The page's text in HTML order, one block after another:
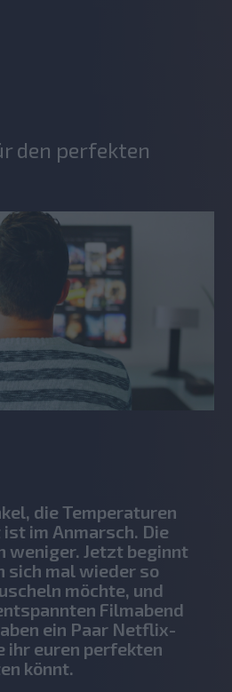
den perfekten
die Temperaturen
im Anmarsch. Die
weniger. Jetzt beginnt
sich mal wieder so
möchte, und
Filmabend
ein Paar Netflix-
ihr euren perfekten
könnt.